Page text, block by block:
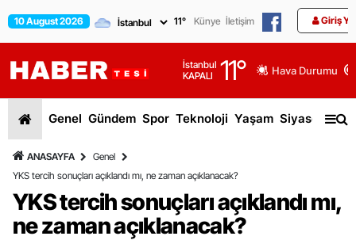
10 August 2026 11° Künye İletişim Giriş
İstanbul
KAPALI
11° Hava Durumu
Genel Gündem Spor Teknoloji Yaşam Siyaset
ANASAYFA
Genel
YKS tercih sonuçları açıklandı mı, ne zaman açıklanacak?
YKS tercih sonuçları açıklandı mı,
ne zaman açıklanacak?